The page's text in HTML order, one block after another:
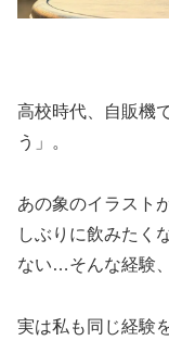
高校時代、自販機
う」。
あの象のイラスト
しぶりに飲みたく
ない…そんな経験
実は私も同じ経験